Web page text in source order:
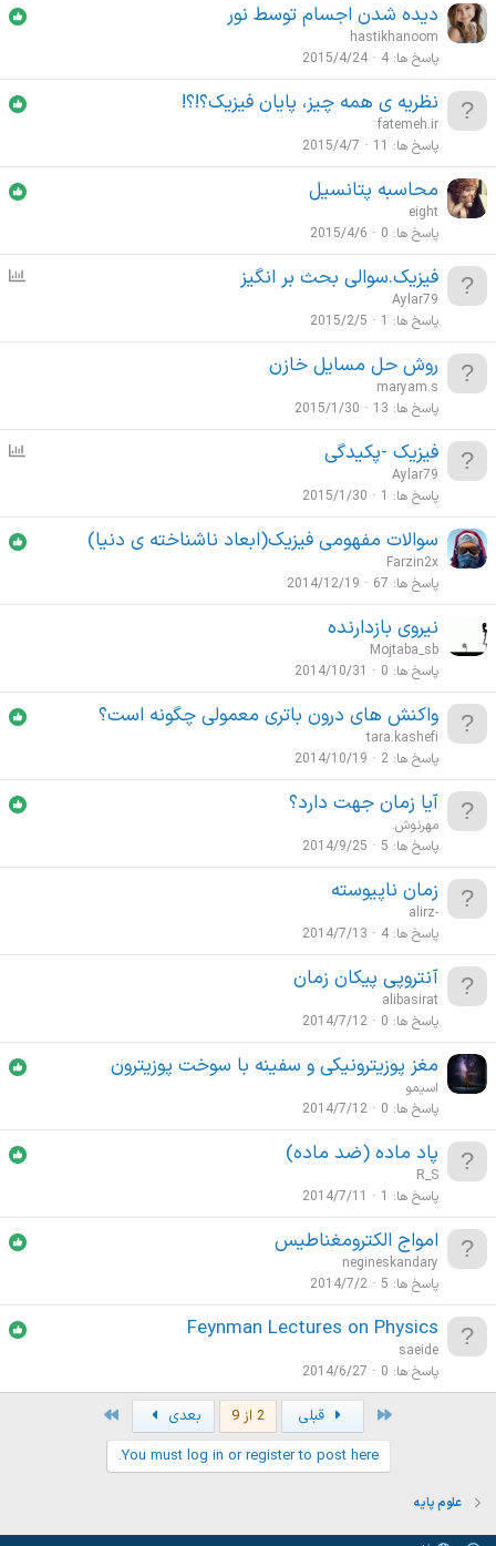
دیده شدن اجسام توسط نور
hastikhanoom
پاسخ ها 4
2015/4/24
نظریه ی همه چیز، پایان فیزیک؟!؟!
fatemeh.ir
پاسخ ها
11
2015/4/7
محاسبه پتانسیل
eight
پاسخ ها 0
2015/4/6
ن
فیزیک.سوالی بحث بر انگیز
Aylar79
پاسخ ها
1
2015/2/5
روش حل مسایل خازن
maryam.s
پاسخ ها 13
2015/1/30
ن
ن
فیزیک -پکیدگی
Aylar79
پاسخ ها
1
2015/1/30
سوالات مفهومی فیزیک(ابعاد ناشناخته ی دنیا)
Farzin2x
پاسخ ها 67
2014/12/19
نیروی بازدارنده
Mojtaba_sb
پاسخ ها 0
2014/10/31
واکنش های درون باتری معمولی چگونه است؟
tara.kashefi
پاسخ ها 2
2014/10/19
آیا زمان جهت دارد؟
مهرنوش.
پاسخ ها 5
2014/9/25
زمان ناپیوسته
alirz-
پاسخ ها 4
2014/7/13
آنتروپی پیکان زمان
alibasirat
پاسخ ها 0
2014/7/12
مغز پوزیترونیکی و سفینه با سوخت پوزیترون
اسیمو
پاسخ ها 0
2014/7/12
پاد ماده (ضد ماده)
R_S
پاسخ ها
1
2014/7/11
امواج الکترومغناطیس
negineskandary
پاسخ ها 5
2014/7/2
Feynman Lectures on Physics
saeide
پاسخ ها 0
2014/6/27
قبلی 2 از 9 بعدی
You must log in or register to post here.
علوم پایه